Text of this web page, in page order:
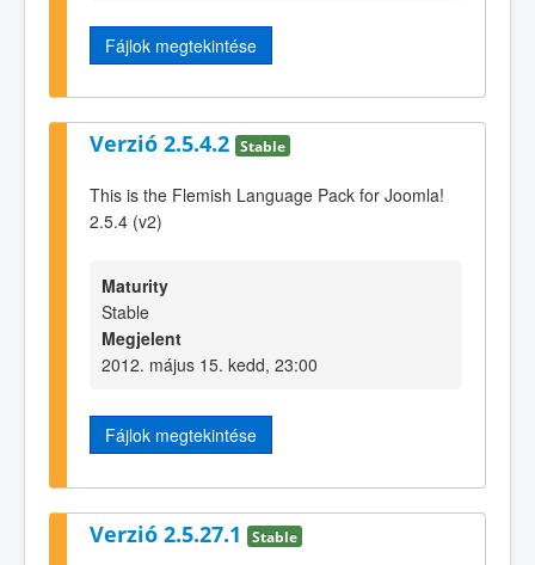
Fájlok megtekintése
Verzió 2.5.4.2 Stable
This is the Flemish Language Pack for Joomla!
2.5.4 (v2)
Maturity
Stable
Megjelent
2012. május 15. kedd, 23:00
Fájlok megtekintése
Verzió 2.5.27.1 Stable